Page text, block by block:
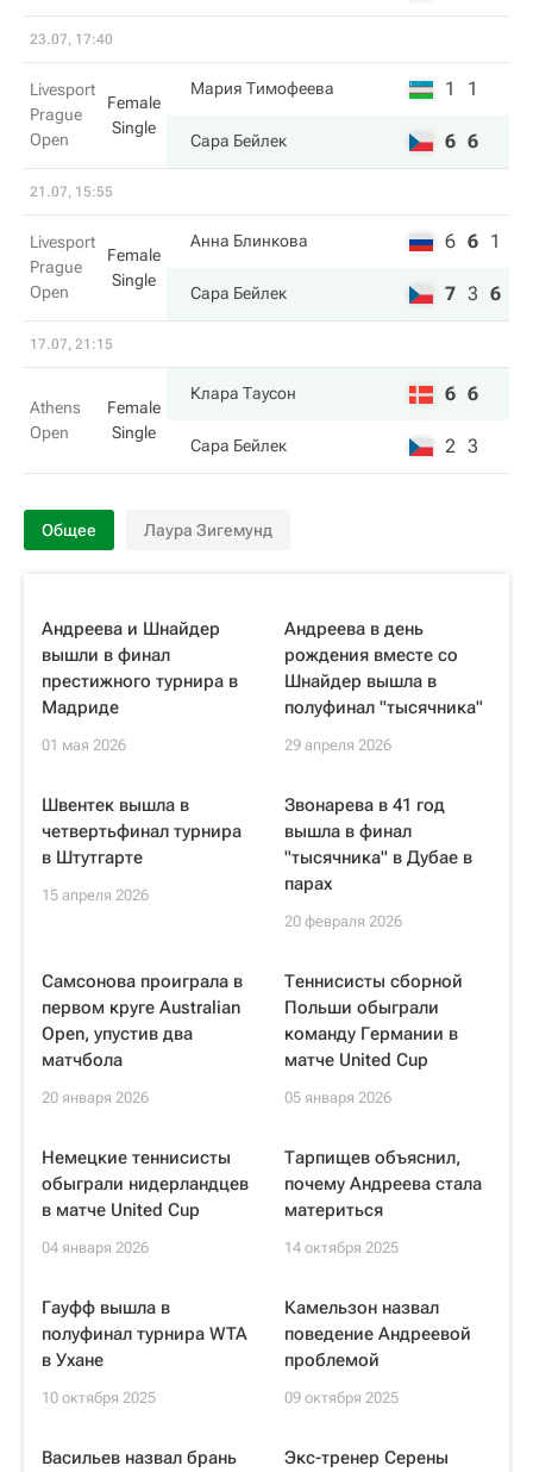
23.07, 17:40
Livesport
Prague
Open
Female
Single
Мария Тимофеева 1 1
Сара Бейлек 6 6
21.07, 15:55
Livesport
Prague
Open
Female
Single
Анна Блинкова 6 6 1
Сара Бейлек 7 3 6
17.07, 21:15
Athens
Open
Female
Single
Клара Таусон 6 6
Сара Бейлек 2 3
Общее Лаура Зигемунд
Андреева и Шнайдер
вышли в финал
престижного турнира в
Мадриде
01 мая 2026
Андреева в день
рождения вместе со
Шнайдер вышла в
полуфинал "тысячника"
29 апреля 2026
Швентек вышла в
четвертьфинал турнира
в Штутгарте
15 апреля 2026
Звонарева в 41 год
вышла в финал
"тысячника" в Дубае в
парах
20 февраля 2026
Самсонова проиграла в
первом круге Australian
Open, упустив два
матчбола
20 января 2026
Теннисисты сборной
Польши обыграли
команду Германии в
матче United Cup
05 января 2026
Немецкие теннисисты
обыграли нидерландцев
в матче United Cup
04 января 2026
Тарпищев объяснил,
почему Андреева стала
материться
14 октября 2025
Гауфф вышла в
полуфинал турнира WTA
в Ухане
10 октября 2025
Камельзон назвал
поведение Андреевой
проблемой
09 октября 2025
Васильев назвал брань
Экс-тренер Серены